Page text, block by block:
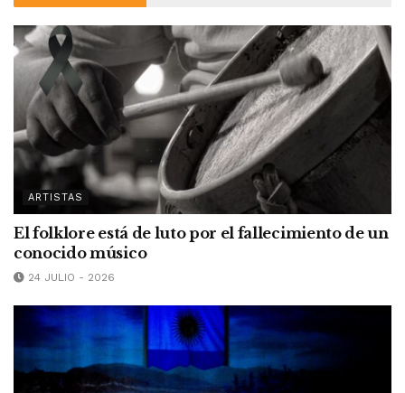
ARTISTAS
El folklore está de luto por el fallecimiento de un
conocido músico
24 JULIO - 2026